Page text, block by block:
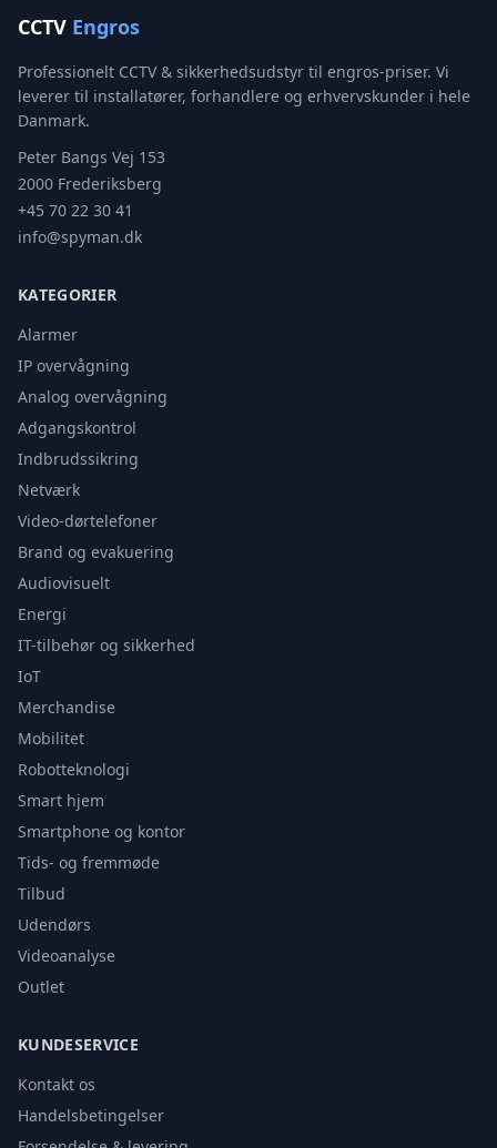
CCTV Engros
Professionelt CCTV & sikkerhedsudstyr til engros-priser. Vi
leverer til installatører, forhandlere og erhvervskunder i hele
Danmark.
Peter Bangs Vej 153
2000 Frederiksberg
+45 70 22 30 41
info@spyman.dk
KATEGORIER
Alarmer
IP overvågning
Analog overvågning
Adgangskontrol
Indbrudssikring
Netværk
Video-dørtelefoner
Brand og evakuering
Audiovisuelt
Energi
IT-tilbehør og sikkerhed
IoT
Merchandise
Mobilitet
Robotteknologi
Smart hjem
Smartphone og kontor
Tids- og fremmøde
Tilbud
Udendørs
Videoanalyse
Outlet
KUNDESERVICE
Kontakt os
Handelsbetingelser